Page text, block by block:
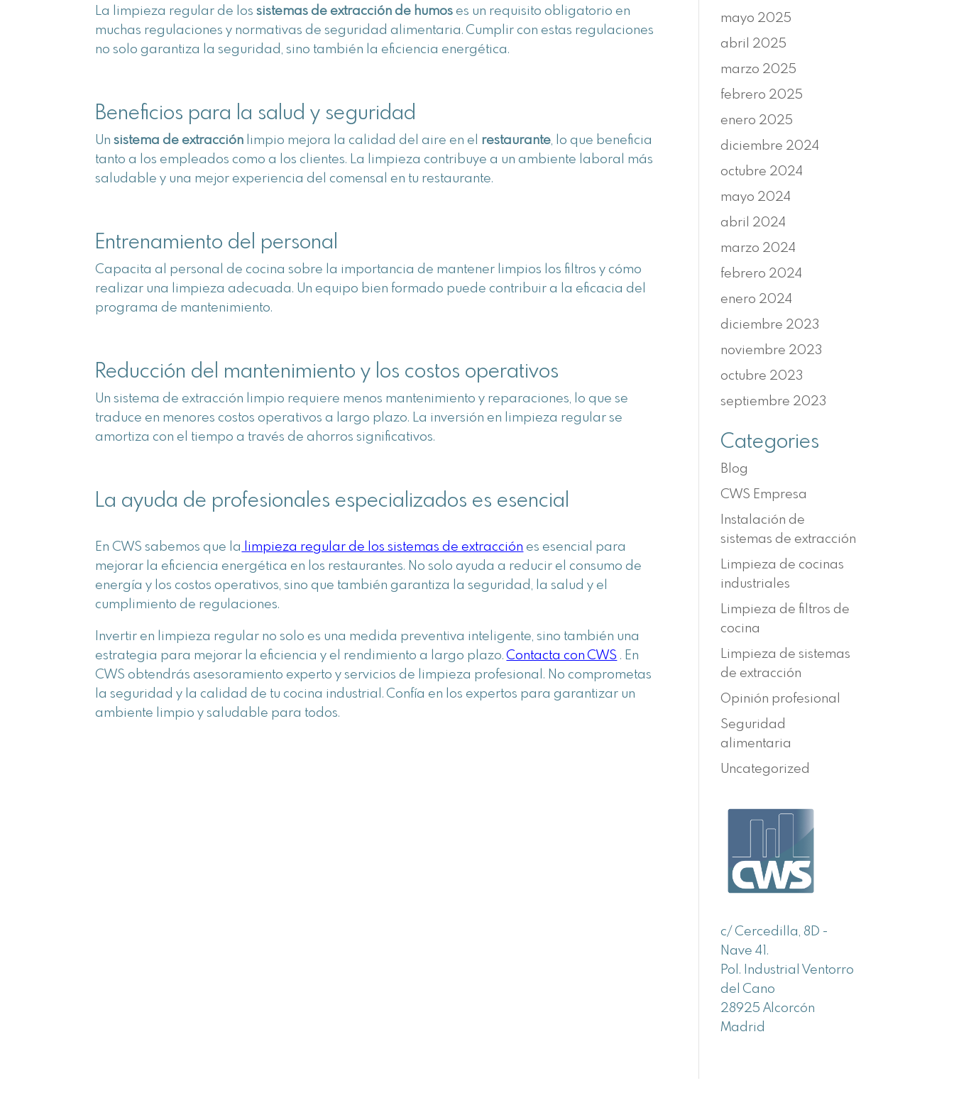
La limpieza regular de lossistemas de extracción de humos es un requisito obligatorio en
muchas regulaciones y normativas de seguridad alimentaria. Cumplir con estas regulaciones
no solo garantiza la seguridad, sino también la eficiencia energética.
Beneficios para la salud y seguridad
Unsistema de extracción limpio mejora la calidad del aire en el restaurante, lo que beneficia
tanto a los empleados como a los clientes. La limpieza contribuye a un ambiente laboral más
saludable y una mejor experiencia del comensal en tu restaurante.
Entrenamiento del personal
Capacita al personal de cocina sobre la importancia de mantener limpios los filtros y cómo
realizar una limpieza adecuada. Un equipo bien formado puede contribuir a la eficacia del
programa de mantenimiento.
Reducción del mantenimiento y los costos operativos
Un sistema de extracción limpio requiere menos mantenimiento y reparaciones, lo que se
traduce en menores costos operativos a largo plazo. La inversión en limpieza regular se
amortiza con el tiempo a través de ahorros significativos.
La ayuda de profesionales especializados es esencial
EnCWS sabemos que la limpieza regular de los sistemas de extracción es esencial para
mejorar la eficiencia energética en los restaurantes. No solo ayuda a reducir el consumo de
energía y los costos operativos, sino que también garantiza la seguridad, la salud y el
cumplimiento de regulaciones.
Invertir en limpieza regular no solo es una medida preventiva inteligente, sino también una
estrategia para mejorar la eficiencia y el rendimiento a largo plazo.Contacta con CWS . En
CWS obtendrás asesoramiento experto y servicios de limpieza profesional. No comprometas
la seguridad y la calidad de tu cocina industrial. Confía en los expertos para garantizar un
ambiente limpio y saludable para todos.
mayo 2025
abril 2025
marzo 2025
febrero 2025
enero 2025
diciembre 2024
octubre 2024
mayo 2024
abril 2024
marzo 2024
febrero 2024
enero 2024
diciembre 2023
noviembre 2023
octubre 2023
septiembre 2023
Categories
Blog
CWS Empresa
Instalación de
sistemas de extracción
Limpieza de cocinas
industriales
Limpieza de filtros de
cocina
Limpieza de sistemas
de extracción
Opinión profesional
Seguridad
alimentaria
Uncategorized
c/ Cercedilla, 8D -
Nave 41.
Pol. Industrial Ventorro
del Cano
28925 Alcorcón
Madrid